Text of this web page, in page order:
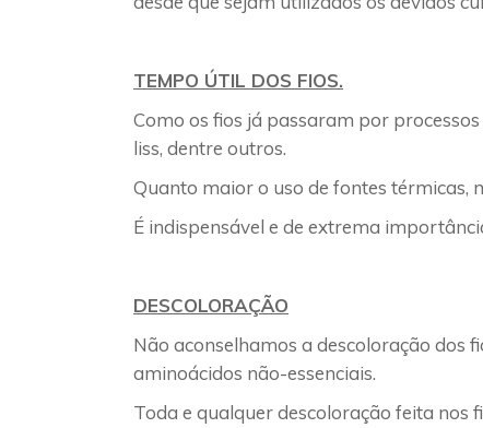
TEMPO ÚTIL DOS FIOS.
Como os fios já passaram por
liss, dentre outros.
Quanto maior o uso de fontes térmicas,
É indispensável e de extrema
DESCOLORAÇÃO
Não aconselhamos a descoloração dos
aminoácidos não-essenciais.
Toda e qualquer descoloração feita nos